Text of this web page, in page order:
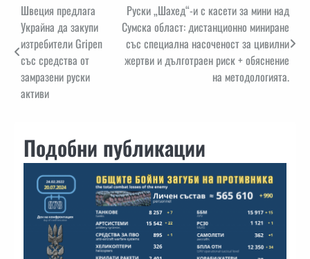
Навигация
Швеция предлага
Украйна да закупи
изтребители Gripen
със средства от
замразени руски
активи
Руски „Шахед“-и с касети за мини над
Сумска област: дистанционно миниране
със специална насоченост за цивилни
жертви и дълготраен риск + обяснение
на методологията.
Подобни публикации